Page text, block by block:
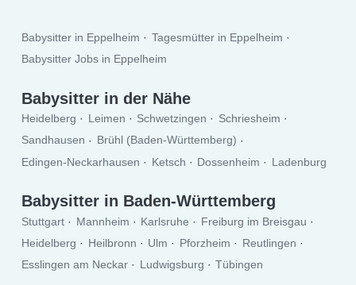
Babysitter in Eppelheim
Tagesmütter in Eppelheim
Babysitter Jobs in Eppelheim
Babysitter in der Nähe
Heidelberg Leimen Schwetzingen
Schriesheim
Sandhausen
Brühl (Baden-Württemberg)
Edingen-Neckarhausen
Ketsch Dossenheim Ladenburg
Babysitter in Baden-Württemberg
Stuttgart Mannheim Karlsruhe
Freiburg im Breisgau
Heidelberg
Heilbronn Ulm Pforzheim
Reutlingen
Esslingen am Neckar
Ludwigsburg Tübingen